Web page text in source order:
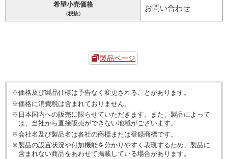
希望小売価格
（税抜）
お問い合わせ
製品ページ
※価格及び製品仕様は予告なく変更されることがあります。
※価格に消費税は含まれておりません。
※日本国内への販売に限らせていただきます。また、製品によって
は、当社から直接販売ができない地域がございます。
※会社名及び製品名は各社の商標または登録商標です。
※製品の設置状況や付加機能を分かりやすく表現するため、製品に
含まれない商品をあわせて掲載している場合があります。